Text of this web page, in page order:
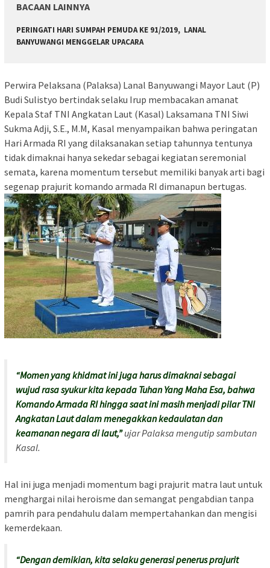
BACAAN LAINNYA
PERINGATI HARI SUMPAH PEMUDA KE 91/2019, LANAL
BANYUWANGI MENGGELAR UPACARA
Perwira Pelaksana (Palaksa) Lanal Banyuwangi Mayor Laut (P)
Budi Sulistyo bertindak selaku Irup membacakan amanat
Kepala Staf TNI Angkatan Laut (Kasal) Laksamana TNI Siwi
Sukma Adji, S.E., M.M, Kasal menyampaikan bahwa peringatan
Hari Armada RI yang dilaksanakan setiap tahunnya tentunya
tidak dimaknai hanya sekedar sebagai kegiatan seremonial
semata, karena momentum tersebut memiliki banyak arti bagi
segenap prajurit komando armada RI dimanapun bertugas.
“Momen yang khidmat ini juga harus dimaknai sebagai
wujud rasa syukur kita kepada Tuhan Yang Maha Esa, bahwa
Komando Armada RI hingga saat ini masih menjadi pilar TNI
Angkatan Laut dalam menegakkan kedaulatan dan
keamanan negara di laut,” ujar Palaksa mengutip sambutan
Kasal.
Hal ini juga menjadi momentum bagi prajurit matra laut untuk
menghargai nilai heroisme dan semangat pengabdian tanpa
pamrih para pendahulu dalam mempertahankan dan mengisi
kemerdekaan.
“Dengan demikian, kita selaku generasi penerus prajurit